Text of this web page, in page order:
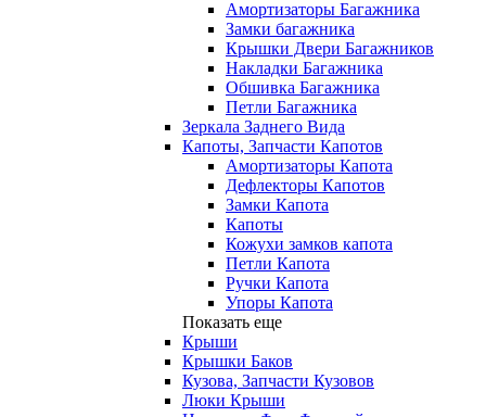
Амортизаторы Багажника
Замки багажника
Крышки Двери Багажников
Накладки Багажника
Обшивка Багажника
Петли Багажника
Зеркала Заднего Вида
Капоты, Запчасти Капотов
Амортизаторы Капота
Дефлекторы Капотов
Замки Капота
Капоты
Кожухи замков капота
Петли Капота
Ручки Капота
Упоры Капота
Показать еще
Крыши
Крышки Баков
Кузова, Запчасти Кузовов
Люки Крыши